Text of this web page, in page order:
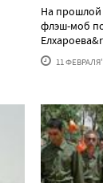
На прошлой
флэш-моб
11